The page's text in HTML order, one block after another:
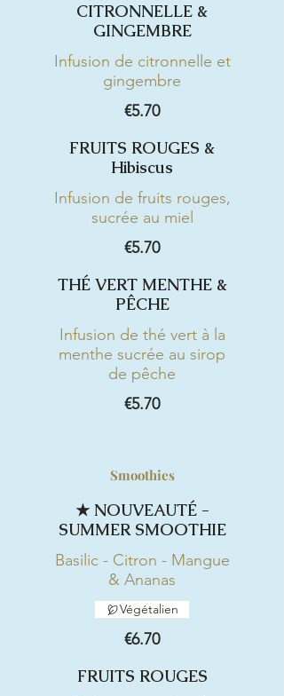
CITRONNELLE &
GINGEMBRE
Infusion de citronnelle et
gingembre
€5.70
FRUITS ROUGES &
Hibiscus
Infusion de fruits rouges,
sucrée au miel
€5.70
THÉ VERT MENTHE &
PÊCHE
Infusion de thé vert à la
menthe sucrée au sirop
de pêche
€5.70
Smoothies
★ NOUVEAUTÉ -
SUMMER SMOOTHIE
Basilic - Citron - Mangue
& Ananas
€6.70
Végétalien
FRUITS ROUGES